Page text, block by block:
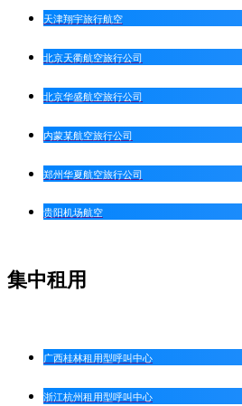
天津翔宇旅行航空
北京天衢航空旅行公司
北京华盛航空旅行公司
内蒙某航空旅行公司
郑州华夏航空旅行公司
贵阳机场航空
集中租用
广西桂林租用型呼叫中心
浙江杭州租用型呼叫中心